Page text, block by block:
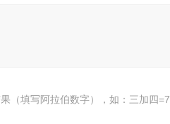
（填写阿拉伯数字），如：三加四=7